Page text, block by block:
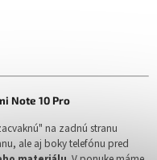
Note 10 Pro
na zadnú stranu
ale aj boky telefónu pred